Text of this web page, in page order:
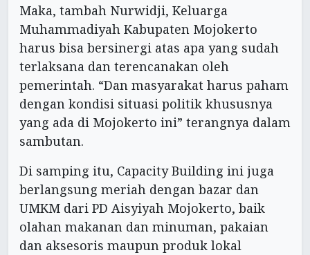
Maka, tambah Nurwidji, Keluarga
Muhammadiyah Kabupaten Mojokerto
harus bisa bersinergi atas apa yang sudah
terlaksana dan terencanakan oleh
pemerintah. “Dan masyarakat harus paham
dengan kondisi situasi politik khususnya
yang ada di Mojokerto ini” terangnya dalam
sambutan.
Di samping itu, Capacity Building ini juga
berlangsung meriah dengan bazar dan
UMKM dari PD Aisyiyah Mojokerto, baik
olahan makanan dan minuman, pakaian
dan aksesoris maupun produk lokal